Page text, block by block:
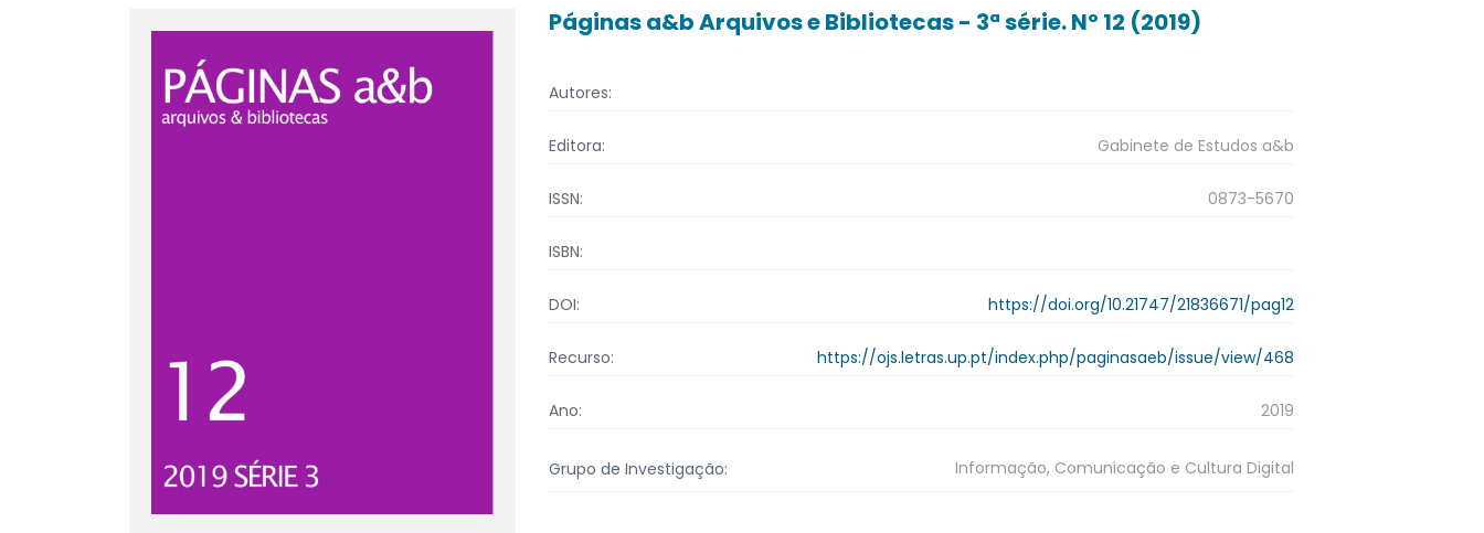
Páginas a&b Arquivos e Bibliotecas - 3ª série. Nº 12 (2019)
Autores:
Editora: Gabinete de Estudos a&b
ISSN: 0873-5670
ISBN:
DOI: https://doi.org/10.21747/21836671/pag12
Recurso: https://ojs.letras.up.pt/index.php/paginasaeb/issue/view/468
Ano: 2019
Grupo de Investigação: Informação, Comunicação e Cultura Digital